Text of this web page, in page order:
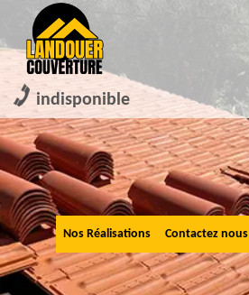
indisponible
Nos Réalisations Contactez nous